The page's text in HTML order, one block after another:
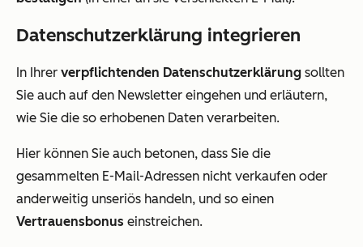
Datenschutzerklärung integrieren
In Ihrer verpflichtenden Datenschutzerklärung sollten
Sie auch auf den Newsletter eingehen und erläutern,
wie Sie die so erhobenen Daten verarbeiten.
Hier können Sie auch betonen, dass Sie die
gesammelten E-Mail-Adressen nicht verkaufen oder
anderweitig unseriös handeln, und so einen
Vertrauensbonus einstreichen.